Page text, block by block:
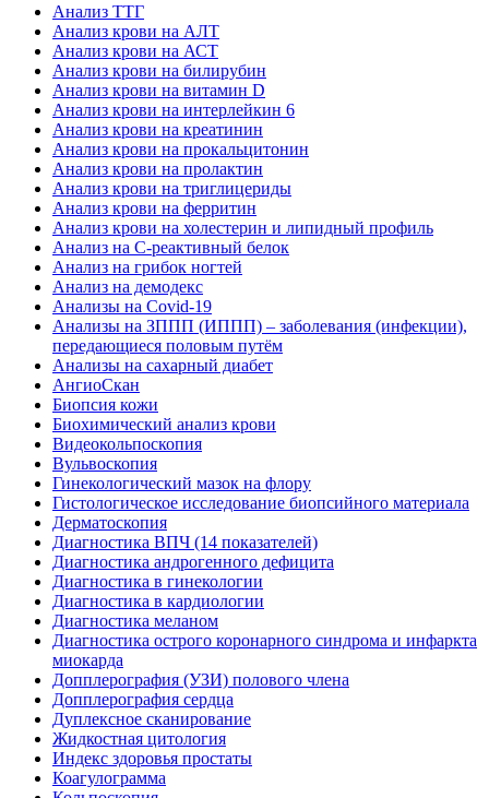
Анализ ТТГ
Анализ крови на АЛТ
Анализ крови на АСТ
Анализ крови на билирубин
Анализ крови на витамин D
Анализ крови на интерлейкин 6
Анализ крови на креатинин
Анализ крови на прокальцитонин
Анализ крови на пролактин
Анализ крови на триглицериды
Анализ крови на ферритин
Анализ крови на холестерин и липидный профиль
Анализ на С-реактивный белок
Анализ на грибок ногтей
Анализ на демодекс
Анализы на Covid-19
Анализы на ЗППП (ИППП) – заболевания (инфекции),
передающиеся половым путём
Анализы на сахарный диабет
АнгиоСкан
Биопсия кожи
Биохимический анализ крови
Видеокольпоскопия
Вульвоскопия
Гинекологический мазок на флору
Гистологическое исследование биопсийного материала
Дерматоскопия
Диагностика ВПЧ (14 показателей)
Диагностика андрогенного дефицита
Диагностика в гинекологии
Диагностика в кардиологии
Диагностика меланом
Диагностика острого коронарного синдрома и инфаркта
миокарда
Допплерография (УЗИ) полового члена
Допплерография сердца
Дуплексное сканирование
Жидкостная цитология
Индекс здоровья простаты
Коагулограмма